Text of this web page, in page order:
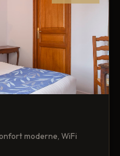
moderne, WiFi